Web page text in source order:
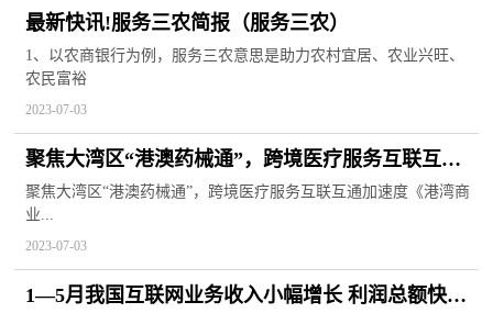
最新快讯!服务三农简报（服务三农）
1、以农商银行为例，服务三农意思是助力农村宜居、农业兴旺、
农民富裕
2023-07-03
聚焦大湾区“港澳药械通”，跨境医疗服务互联互通
加速度
聚焦大湾区“港澳药械通”，跨境医疗服务互联互通加速度《港湾商
业...
2023-07-03
1—5月我国互联网业务收入小幅增长 利润总额快速